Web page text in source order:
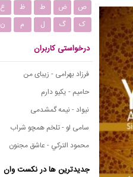
ص
ض ط ظ ع
ک
گ ل م ن
درخواستی کاربران
فرزاد بهرامی - زیبای من
حامیم - یکیو دارم
نیواد - نیمه گمشدمی
سامی لو - تلخم همچو شراب
محمود التركي - عاشق مجنون
جدیدترین ها در نکست وان